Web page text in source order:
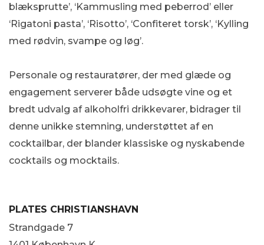
blæksprutte’, ‘Kammusling med peberrod’ eller
‘Rigatoni pasta’, ‘Risotto’, ‘Confiteret torsk’, ‘Kylling
med rødvin, svampe og løg’.
Personale og restauratører, der med glæde og
engagement serverer både udsøgte vine og et
bredt udvalg af alkoholfri drikkevarer, bidrager til
denne unikke stemning, understøttet af en
cocktailbar, der blander klassiske og nyskabende
cocktails og mocktails.
PLATES CHRISTIANSHAVN
Strandgade 7